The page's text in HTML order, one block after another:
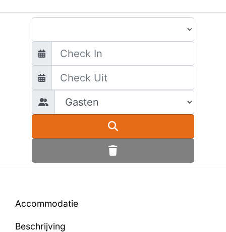
Accommodatie
Beschrijving